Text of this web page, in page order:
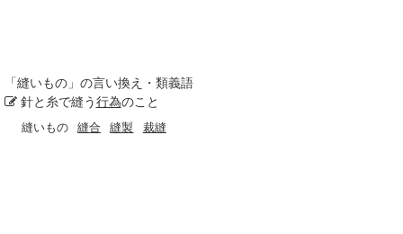
「縫いもの 」の言い換え・類義語
針と糸で縫う行為のこと
縫いもの 縫合 縫製 裁縫